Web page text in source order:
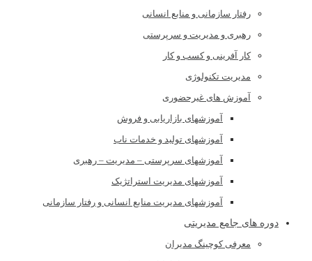
رفتار سازمانی و منابع انسانی
رهبری و مدیریت و سرپرستی
کار آفرینی و کسب و کار
مدیریت تکنولوژی
آموزش های غیرحضوری
آموزشهای بازاریابی و فروش
آموزشهای تولید و خدمات ناب
آموزشهای سرپرستی – مدیریت – رهبری
آموزشهای مدیریت استراتژیک
آموزشهای مدیریت منابع انسانی و رفتار سازمانی
دوره های جامع مدیریتی
معرفی کوچینگ مدیران